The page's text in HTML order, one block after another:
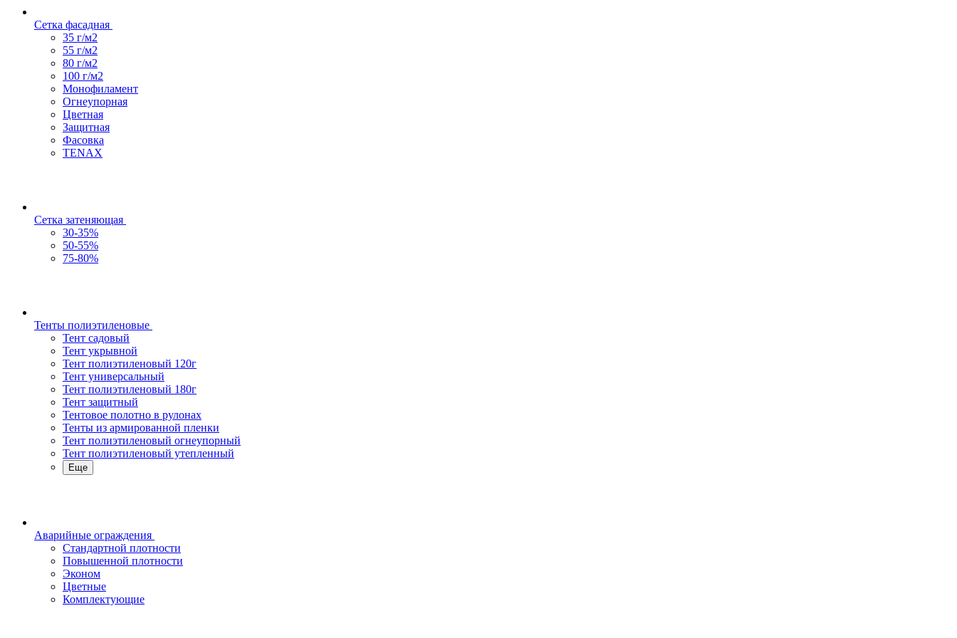
Сетка фасадная
35 г/м2
55 г/м2
80 г/м2
100 г/м2
Монофиламент
Огнеупорная
Цветная
Защитная
Фасовка
TENAX
Сетка затеняющая
30-35%
50-55%
75-80%
Тенты полиэтиленовые
Тент садовый
Тент укрывной
Тент полиэтиленовый 120г
Тент универсальный
Тент полиэтиленовый 180г
Тент защитный
Тентовое полотно в рулонах
Тенты из армированной пленки
Тент полиэтиленовый огнеупорный
Тент полиэтиленовый утепленный
Еще
Аварийные ограждения
Стандартной плотности
Повышенной плотности
Эконом
Цветные
Комплектующие